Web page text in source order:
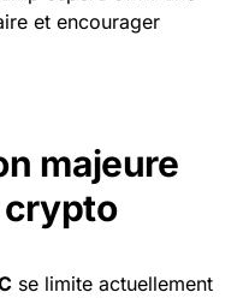
et encourager
majeure
crypto
se limite actuellement